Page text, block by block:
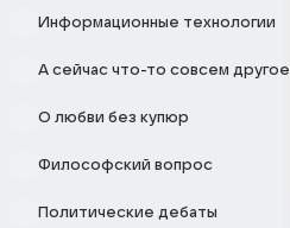
Информационные технологии
А сейчас что-то совсем другое
О любви без купюр
Философский вопрос
Политические дебаты